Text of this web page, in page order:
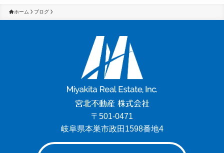
ホーム ブログ
宮北不動産 株式会社
〒501-0471
岐阜県本巣市政田1598番地4